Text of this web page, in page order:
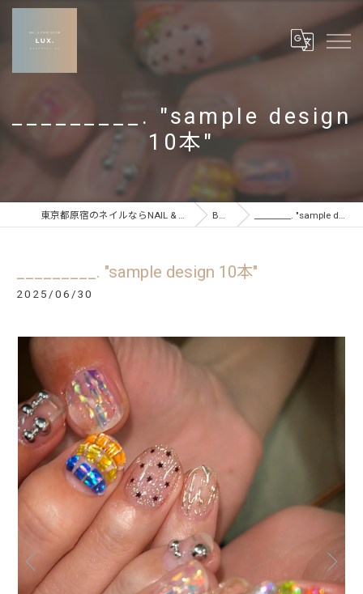
_________. "sample design
10本"
東京都原宿のネイルならNAIL & CARE SALON LUX BLOG _________. "sample design 10本"
_________. "sample design 10本"
2025/06/30